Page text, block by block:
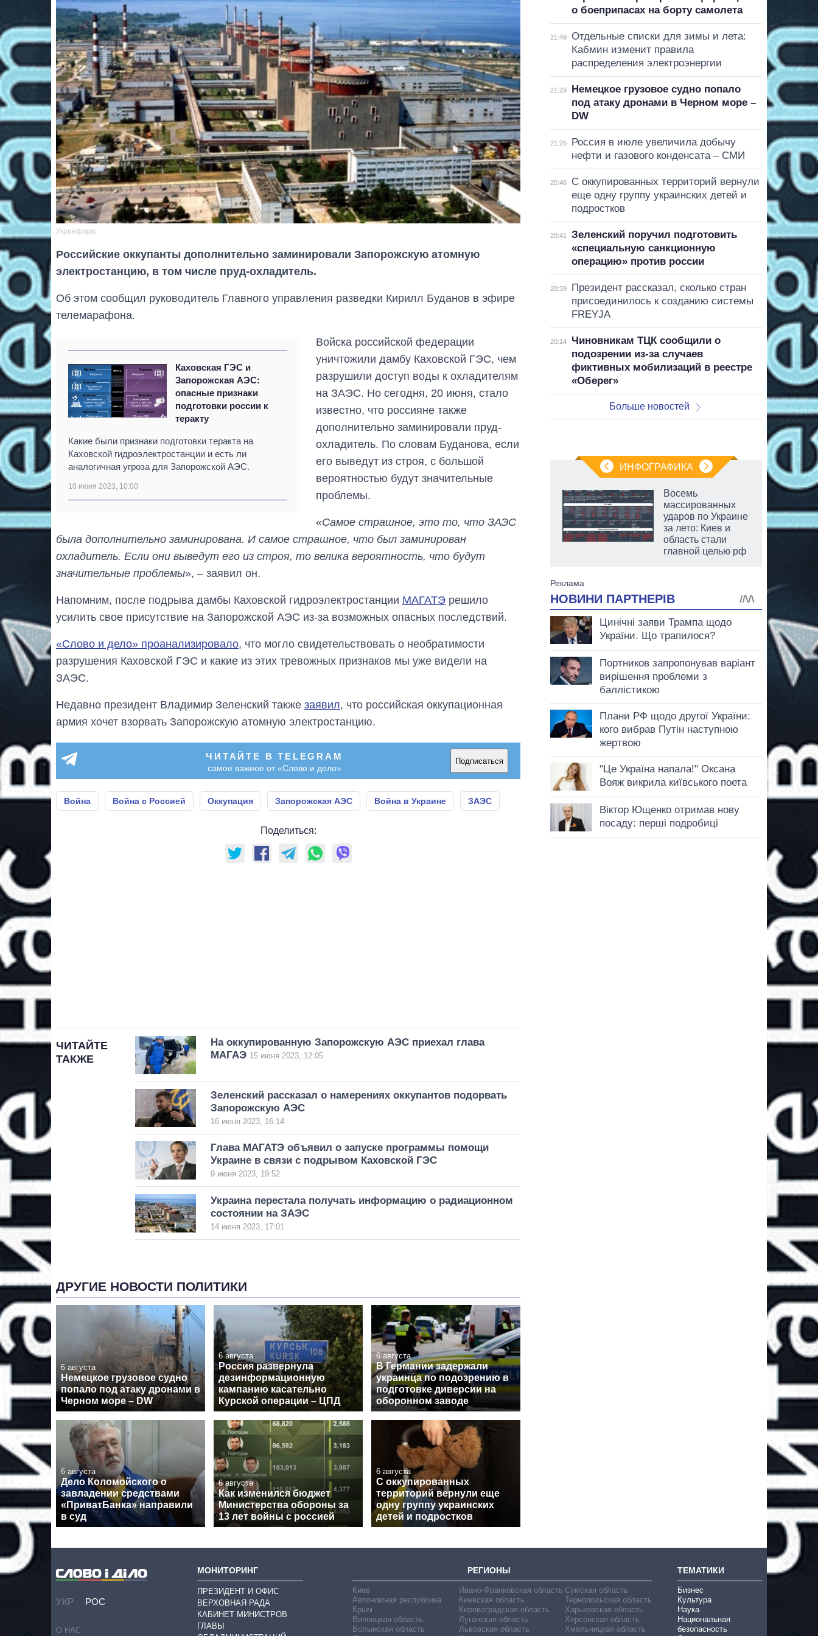
Укринформ
Российские оккупанты дополнительно заминировали Запорожскую атомную
электростанцию, в том числе пруд-охладитель.
Об этом сообщил руководитель Главного управления разведки Кирилл Буданов в эфире
телемарафона.
Каховская ГЭС и
Запорожская АЭС:
опасные признаки
подготовки россии к
теракту
Какие были признаки подготовки теракта на
Каховской гидроэлектростанции и есть ли
аналогичная угроза для Запорожской АЭС.
10 июня 2023, 10:00
Войска российской федерации
уничтожили дамбу Каховской ГЭС, чем
разрушили доступ воды к охладителям
на ЗАЭС. Но сегодня, 20 июня, стало
известно, что россияне также
дополнительно заминировали пруд-
охладитель. По словам Буданова, если
его выведут из строя, с большой
вероятностью будут значительные
проблемы.
«Самое страшное, это то, что ЗАЭС
была дополнительно заминирована. И самое страшное, что был заминирован
охладитель. Если они выведут его из строя, то велика вероятность, что будут
значительные проблемы», – заявил он.
Напомним, после подрыва дамбы Каховской гидроэлектростанции МАГАТЭ решило
усилить свое присутствие на Запорожской АЭС из-за возможных опасных последствий.
«Слово и дело» проанализировало, что могло свидетельствовать о необратимости
разрушения Каховской ГЭС и какие из этих тревожных признаков мы уже видели на
ЗАЭС.
Недавно президент Владимир Зеленский также заявил, что российская оккупационная
армия хочет взорвать Запорожскую атомную электростанцию.
ЧИТАЙТЕ В TELEGRAM
самое важное от «Слово и дело»
Подписаться
Война Война с Россией Оккупация Запорожская АЭС Война в Украине ЗАЭС
Поделиться:
ЧИТАЙТЕ
ТАКЖЕ
На оккупированную Запорожскую АЭС приехал глава
МАГАЭ 15 июня 2023, 12:05
Зеленский рассказал о намерениях оккупантов подорвать
Запорожскую АЭС
16 июня 2023, 16:14
Глава МАГАТЭ объявил о запуске программы помощи
Украине в связи с подрывом Каховской ГЭС
9 июня 2023, 19:52
Украина перестала получать информацию о радиационном
состоянии на ЗАЭС
14 июня 2023, 17:01
ДРУГИЕ НОВОСТИ ПОЛИТИКИ
6 августа
Немецкое грузовое судно
попало под атаку дронами в
Черном море – DW
6 августа
Россия развернула
дезинформационную
кампанию касательно
Курской операции – ЦПД
6 августа
В Германии задержали
украинца по подозрению в
подготовке диверсии на
оборонном заводе
6 августа
Дело Коломойского о
завладении средствами
«ПриватБанка» направили
в суд
6 августа
Как изменился бюджет
Министерства обороны за
13 лет войны с россией
6 августа
С оккупированных
территорий вернули еще
одну группу украинских
детей и подростков
о боеприпасах на борту самолета
21:49
Отдельные списки для зимы и лета:
Кабмин изменит правила
распределения электроэнергии
21:29
Немецкое грузовое судно попало
под атаку дронами в Черном море –
DW
21:25
Россия в июле увеличила добычу
нефти и газового конденсата – СМИ
20:46
С оккупированных территорий вернули
еще одну группу украинских детей и
подростков
20:41
Зеленский поручил подготовить
«специальную санкционную
операцию» против россии
20:39
Президент рассказал, сколько стран
присоединилось к созданию системы
FREYJA
20:14
Чиновникам ТЦК сообщили о
подозрении из-за случаев
фиктивных мобилизаций в реестре
«Оберег»
Больше новостей
ИНФОГРАФИКА
холодную воду в
городах Украины
на начало августа
Восемь
массированных
ударов по Украине
за лето: Киев и
область стали
главной целью рф
УКР РОС
О НАС
МОНИТОРИНГ
ПРЕЗИДЕНТ И ОФИС
ВЕРХОВНАЯ РАДА
КАБИНЕТ МИНИСТРОВ
ГЛАВЫ
РЕГИОНЫ
Киев
Автономная республика
Крым
Винницкая область
Волынская область
Ивано-Франковская область
Киевская область
Кировоградская область
Луганская область
Львовская область
Сумская область
Тернопольская область
Харьковская область
Херсонская область
Хмельницкая область
ТЕМАТИКИ
Бизнес
Культура
Наука
Национальная
безопасность